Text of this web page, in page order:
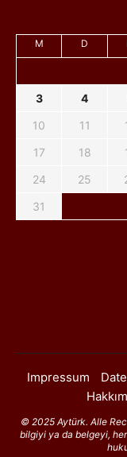
M D
3
4
10
11
17
18
24
25
31
Impressum
© 2025 Aytürk. Alle
bilgiyi ya da belgeyi,